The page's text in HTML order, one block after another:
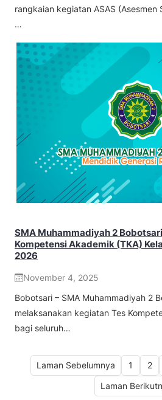
rangkaian kegiatan ASAS (Asesmen
…
SMA Muhammadiyah 2
Kompetensi Akademik (TKA)
2026
November 4, 2025
Bobotsari – SMA Muhammadiyah 2
melaksanakan kegiatan Tes
bagi seluruh…
Laman Sebelumnya 1 2
Laman